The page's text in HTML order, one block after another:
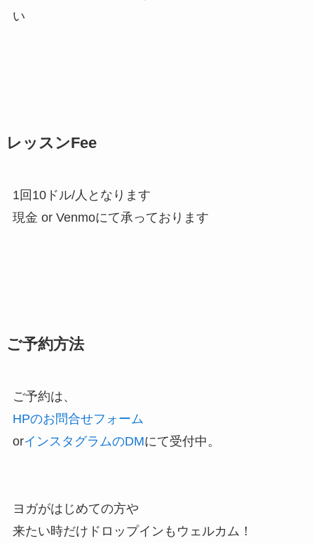
い
レッスンFee
1回10ドル/人となります
現金 or Venmoにて承っております
ご予約方法
ご予約は、
HPのお問合せフォーム
orインスタグラムのDMにて受付中。
ヨガがはじめての方や
来たい時だけドロップインもウェルカム！